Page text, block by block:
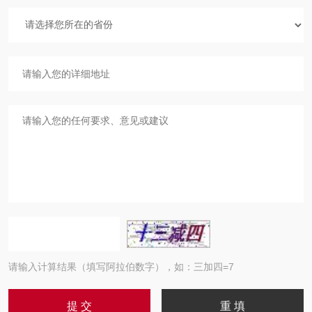
请输入计算结果（填写阿拉伯数字），如：三加四=7